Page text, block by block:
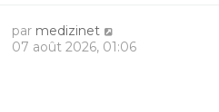
par medizinet
07 août 2026, 01:06